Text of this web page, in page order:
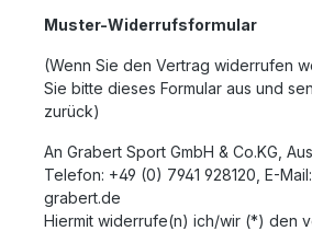
Muster-Widerrufsformular
(Wenn Sie den Vertrag widerrufen
Sie bitte dieses Formular aus und
zurück)
An Grabert Sport GmbH & Co.KG,
Telefon: +49 (0) 7941 928120, E-
grabert.de
Hiermit widerrufe(n) ich/wir (*) den